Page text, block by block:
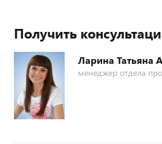
Получить
Ларина Татьяна
менеджер отдела